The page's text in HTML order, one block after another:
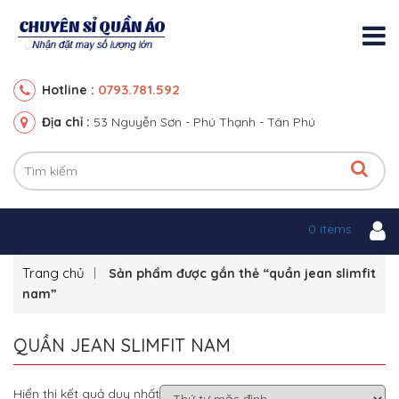
Hotline : 0793.781.592
Địa chỉ : 53 Nguyễn Sơn - Phú Thạnh - Tân Phú
0 items
Trang chủ
Sản phẩm được gắn thẻ “quần jean slimfit
nam”
QUẦN JEAN SLIMFIT NAM
Hiển thị kết quả duy nhất